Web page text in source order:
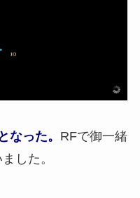
なった。 RFで御一緒
した。